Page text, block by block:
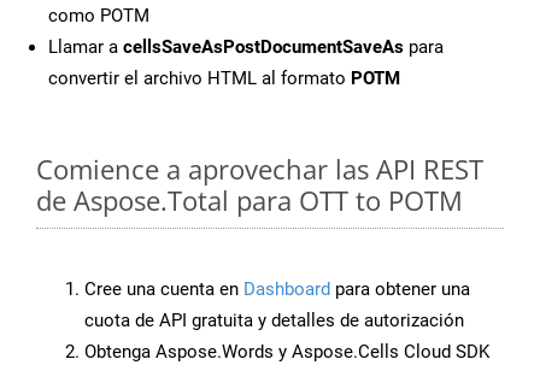
como POTM
Llamar a cellsSaveAsPostDocumentSaveAs para
convertir el archivo HTML al formato POTM
Comience a aprovechar las API REST
de Aspose.Total para OTT to POTM
Cree una cuenta en Dashboard para obtener una
cuota de API gratuita y detalles de autorización
Obtenga Aspose.Words y Aspose.Cells Cloud SDK